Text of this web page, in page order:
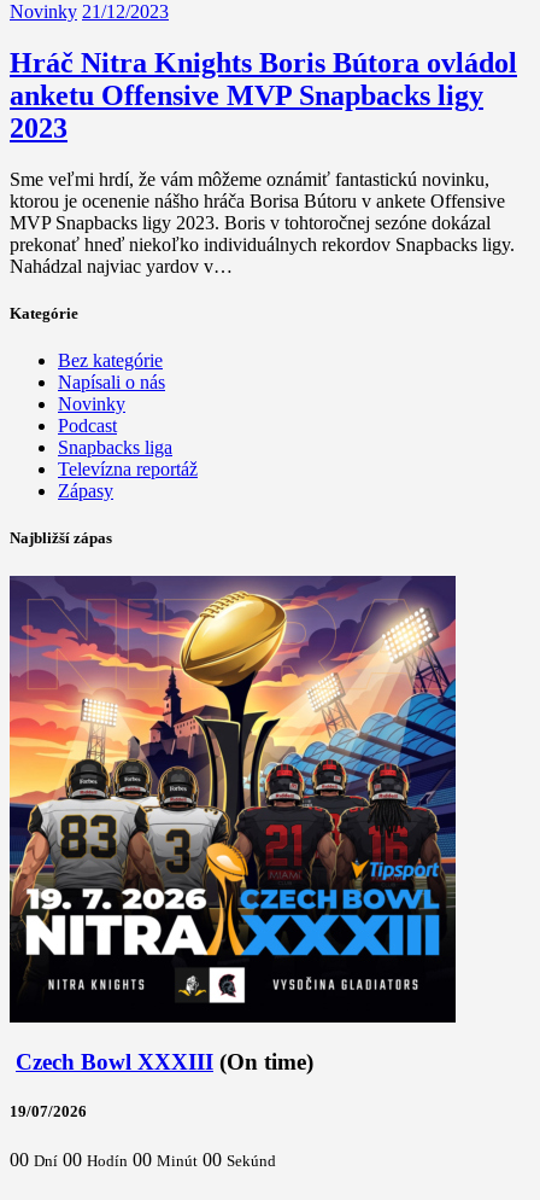
Novinky 21/12/2023
Hráč Nitra Knights Boris Bútora ovládol
anketu Offensive MVP Snapbacks ligy
2023
Sme veľmi hrdí, že vám môžeme oznámiť fantastickú novinku,
ktorou je ocenenie nášho hráča Borisa Bútoru v ankete Offensive
MVP Snapbacks ligy 2023. Boris v tohtoročnej sezóne dokázal
prekonať hneď niekoľko individuálnych rekordov Snapbacks ligy.
Nahádzal najviac yardov v…
Kategórie
Bez kategórie
Napísali o nás
Novinky
Podcast
Snapbacks liga
Televízna reportáž
Zápasy
Najbližší zápas
Czech Bowl XXXIII (On time)
19/07/2026
00 Dní 00 Hodín 00 Minút 00 Sekúnd